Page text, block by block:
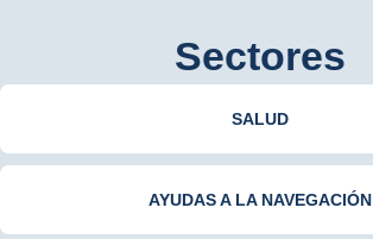
Sectores
SALUD
AYUDAS A LA NAVEGACIÓN